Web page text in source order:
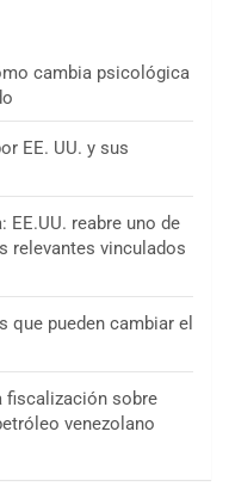
cambia psicológica
EE. UU. y sus
EE.UU. reabre uno de
relevantes vinculados
pueden cambiar el
fiscalización sobre
venezolano